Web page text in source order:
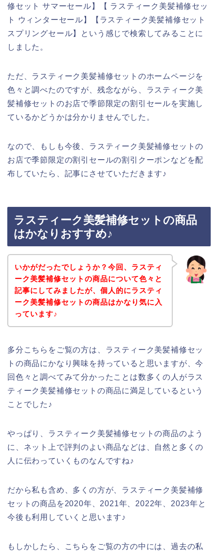
修セット サマーセール】【 ラスティーク美髪補修セッ
ト ウィンターセール】【ラスティーク美髪補修セット
スプリングセール】という感じで検索してみることに
しました。
ただ、ラスティーク美髪補修セットのホームページを
色々と調べたのですが、残念ながら、ラスティーク美
髪補修セットのお店で季節限定の割引セールを実施し
ているかどうかは分かりませんでした。
なので、もしも今後、ラスティーク美髪補修セットの
お店で季節限定の割引セールの割引クーポンなどを配
布していたら、記事にさせていただきます♪
ラスティーク美髪補修セットの商品
はかなりおすすめ♪
いかがだったでしょうか？今回、ラスティ
ーク美髪補修セットの商品について色々と
記事にしてみましたが、個人的にラスティ
ーク美髪補修セットの商品はかなり気に入
っています♪
多分こちらをご覧の方は、ラスティーク美髪補修セッ
トの商品にかなり興味を持っていると思いますが、今
回色々と調べてみて分かったことは数多くの人がラス
ティーク美髪補修セットの商品に満足しているという
ことでした♪
やっぱり、ラスティーク美髪補修セットの商品のよう
に、ネット上で評判のよい商品などは、自然と多くの
人に伝わっていくものなんですね♪
だから私も含め、多くの方が、ラスティーク美髪補修
セットの商品を2020年、2021年、2022年、2023年と
今後も利用していくと思います♪
もしかしたら、こちらをご覧の方の中には、過去の私